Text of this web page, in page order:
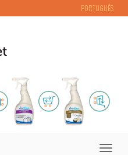
PORTUGUÊS
Toggle